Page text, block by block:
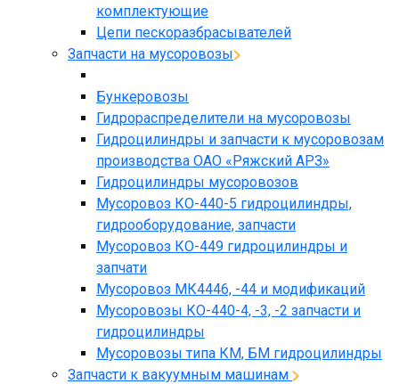
комплектующие
Цепи пескоразбрасывателей
Запчасти на мусоровозы
Бункеровозы
Гидрораспределители на мусоровозы
Гидроцилиндры и запчасти к мусоровозам
производства ОАО «Ряжский АРЗ»
Гидроцилиндры мусоровозов
Мусоровоз КО-440-5 гидроцилиндры,
гидрооборудование, запчасти
Мусоровоз КО-449 гидроцилиндры и
запчати
Мусоровоз МК4446, -44 и модификаций
Мусоровозы КО-440-4, -3, -2 запчасти и
гидроцилиндры
Мусоровозы типа КМ, БМ гидроцилиндры
Запчасти к вакуумным машинам